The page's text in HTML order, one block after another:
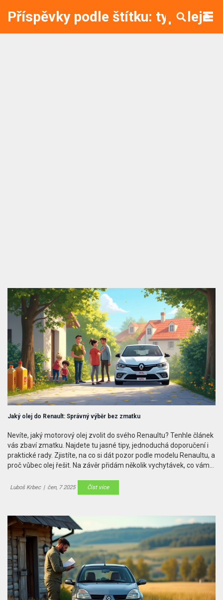
Příspěvky podle štítku: typ oleje
Jaký olej do Renault: Správný výběr bez zmatku
Nevíte, jaký motorový olej zvolit do svého Renaultu? Tenhle článek
vás zbaví zmatku. Najdete tu jasné tipy, jednoduchá doporučení i
praktické rady. Zjistíte, na co si dát pozor podle modelu Renaultu, a
proč vůbec olej řešit. Na závěr přidám několik vychytávek, co vám
Luboš Krbec | čen, 7 2025 Číst více